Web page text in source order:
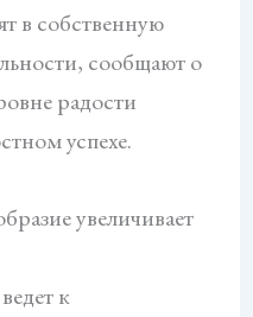
в собственную
сообщают о
радости
успехе.
увеличивает
к